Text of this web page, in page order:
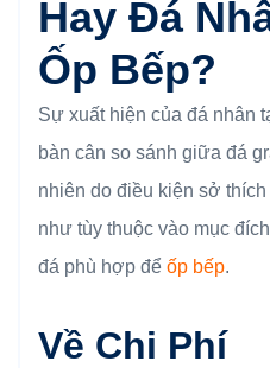
Hay Đá
Ốp Bếp?
Sự xuất hiện của đá nhân
bàn cân so sánh giữa đá
nhiên do điều kiện sở
như tùy thuộc vào mục
đá phù hợp để ốp bếp.
Về Chi Phí